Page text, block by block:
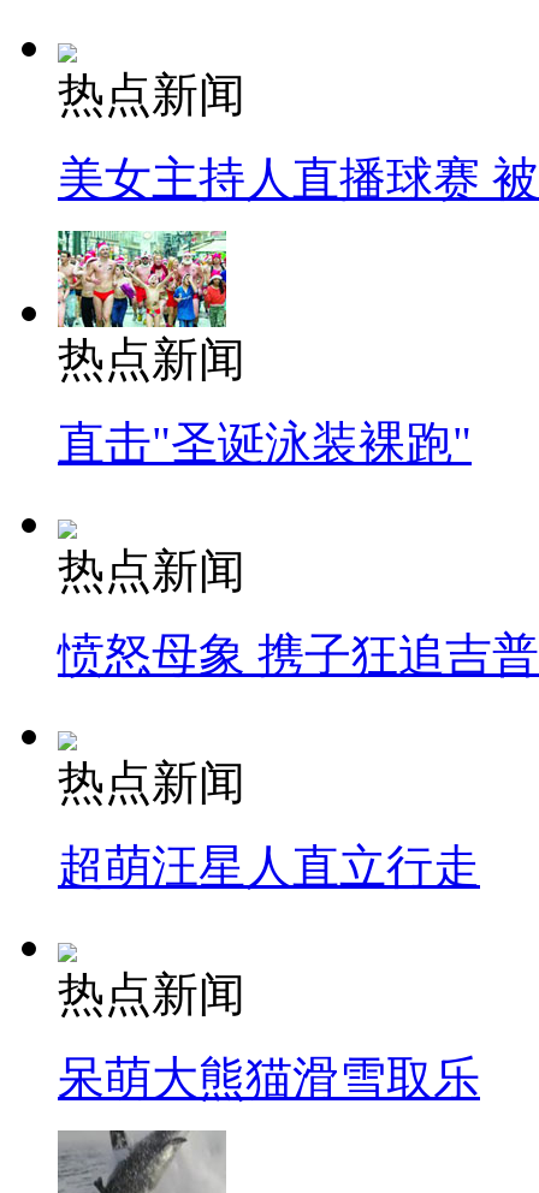
热点新闻
美女主持人直播球赛
热点新闻
直击"圣诞泳装裸跑"
热点新闻
愤怒母象 携子狂追吉
热点新闻
超萌汪星人直立行走
热点新闻
呆萌大熊猫滑雪取乐